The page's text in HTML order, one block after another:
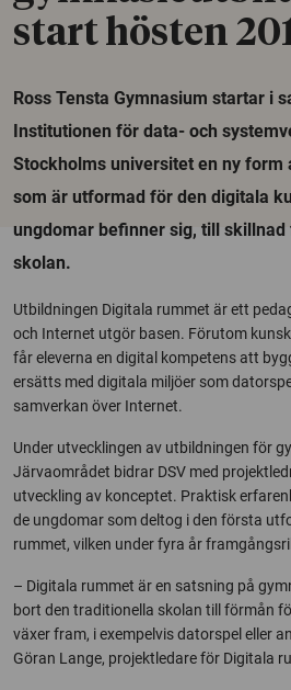
start hösten
Ross Tensta Gymnasium startar i
Institutionen för data- och
Stockholms universitet en ny form
som är utformad för den digitala
ungdomar befinner sig, till
skolan.
Utbildningen Digitala rummet är ett
och Internet utgör basen. Förutom
får eleverna en digital kompetens att
ersätts med digitala miljöer som
samverkan över Internet.
Under utvecklingen av utbildningen för
Järvaområdet bidrar DSV med
utveckling av konceptet. Praktisk
de ungdomar som deltog i den första
rummet, vilken under fyra år
– Digitala rummet är en satsning på
bort den traditionella skolan till förmån
växer fram, i exempelvis datorspel eller
Göran Lange, projektledare för Digitala